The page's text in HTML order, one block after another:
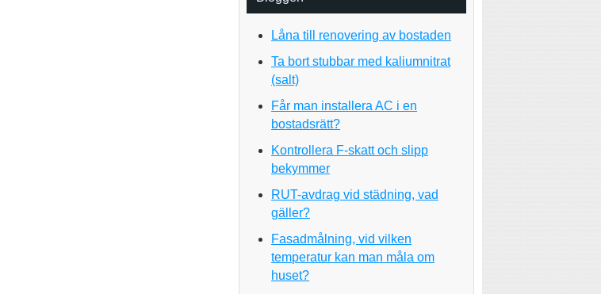
Låna till renovering av bostaden
Ta bort stubbar med kaliumnitrat
(salt)
Får man installera AC i en
bostadsrätt?
Kontrollera F-skatt och slipp
bekymmer
RUT-avdrag vid städning, vad
gäller?
Fasadmålning, vid vilken
temperatur kan man måla om
huset?